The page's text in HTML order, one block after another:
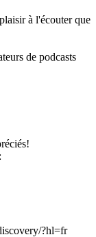
à l'écouter que
de podcasts
?hl=fr